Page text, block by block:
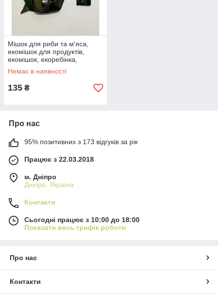
Мішок для риби та м'яса,
екомішок для продуктів,
екомішок, екоребінка,
екодораба для рибі та м'яса
Немає в наявності
135 ₴
Про нас
95% позитивних з 173 відгуків за рік
Працює з 22.03.2018
м. Дніпро
Дніпро, Україна
Контакти
Сьогодні працює з 10:00 до 18:00
Показати весь графік роботи
Про нас
Контакти